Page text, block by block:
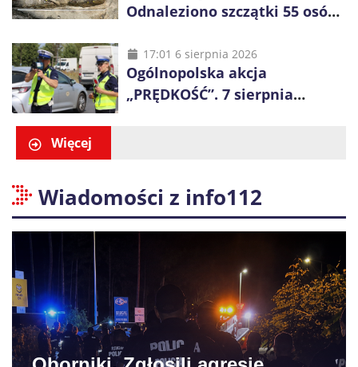
Odnaleziono szczątki 55 osób,
17:01 6 sierpnia 2026
Ogólnopolska akcja
„PRĘDKOŚĆ”. 7 sierpnia
Więcej
Wiadomości z info112